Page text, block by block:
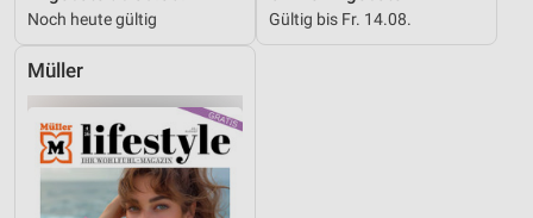
Noch heute gültig Gültig bis Fr. 14.08.
Müller
Performance
Funktional
Werbung